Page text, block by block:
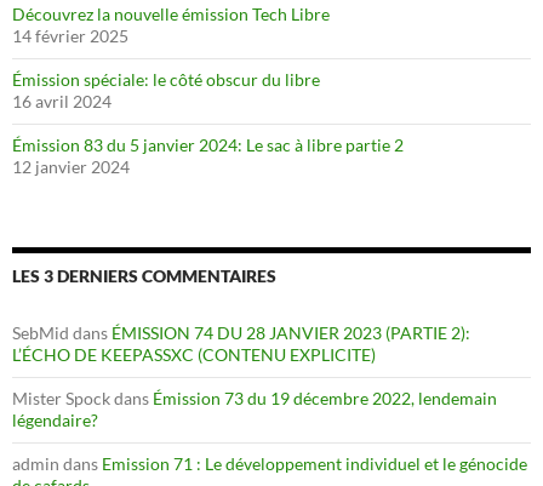
Découvrez la nouvelle émission Tech Libre
14 février 2025
Émission spéciale: le côté obscur du libre
16 avril 2024
Émission 83 du 5 janvier 2024: Le sac à libre partie 2
12 janvier 2024
LES 3 DERNIERS COMMENTAIRES
SebMid dans ÉMISSION 74 DU 28 JANVIER 2023 (PARTIE 2):
L’ÉCHO DE KEEPASSXC (CONTENU EXPLICITE)
Mister Spockdans Émission 73 du 19 décembre 2022, lendemain
légendaire?
admin dans Emission 71 : Le développement individuel et le génocide